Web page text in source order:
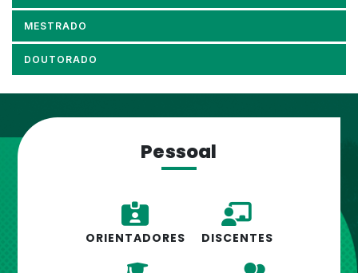
MESTRADO
DOUTORADO
Pessoal
ORIENTADORES DISCENTES